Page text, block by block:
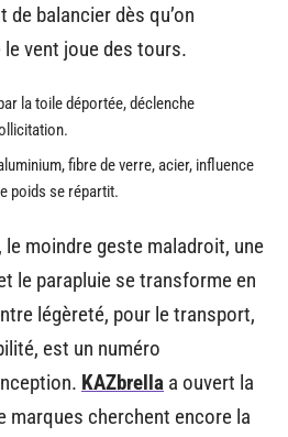
de balancier dès qu’on
vent joue des tours.
la toile déportée, déclenche
fibre de verre, acier, influence
poids se répartit.
le moindre geste maladroit, une
le parapluie se transforme en
légèreté, pour le transport,
est un numéro
KAZbrella a ouvert la
marques cherchent encore la